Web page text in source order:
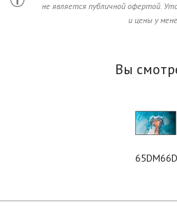
не является публичной офертой.
и цены у
Вы
65DM66D